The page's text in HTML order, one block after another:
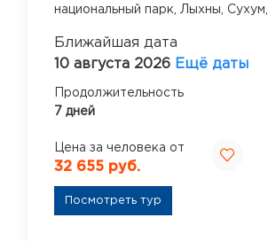
национальный парк,Лыхны, Сухум,
Ближайшая дата
10 августа 2026 Ещё даты
Продолжительность
7 дней
Цена за человека от
32 655 руб.
Посмотреть тур